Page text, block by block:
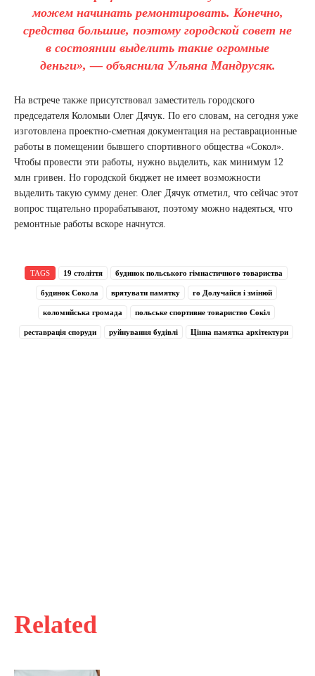
Related
можем начинать ремонтировать. Конечно,
средства большие, поэтому городской совет не
в состоянии выделить такие огромные
деньги», — объяснила Ульяна Мандрусяк.
На встрече также присутствовал заместитель городского
председателя Коломыи Олег Дячук. По его словам, на сегодня уже
изготовлена ​​проектно-сметная документация на реставрационные
работы в помещении бывшего спортивного общества «Сокол».
Чтобы провести эти работы, нужно выделить, как минимум 12
млн гривен. Но городской бюджет не имеет возможности
выделить такую ​​сумму денег. Олег Дячук отметил, что сейчас этот
вопрос тщательно прорабатывают, поэтому можно надеяться, что
ремонтные работы вскоре начнутся.
TAGS 19 століття будинок польського гімнастичного товариства
будинок Сокола врятувати памятку го Долучайся і змінюй
коломийська громада польське спортивне товариство Сокіл
реставрація споруди руйнування будівлі Цінна памятка архітектури